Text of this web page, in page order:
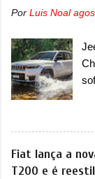
Por Luis Noal
Fiat lança a
T200 e é